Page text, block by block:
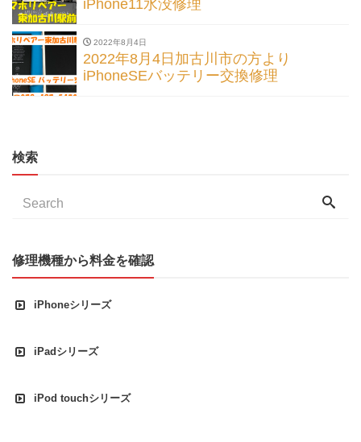
iPhone11水没修理
2022年8月4日
2022年8月4日加古川市の方より
iPhoneSEバッテリー交換修理
検索
修理機種から料金を確認
iPhoneシリーズ
iPadシリーズ
iPod touchシリーズ